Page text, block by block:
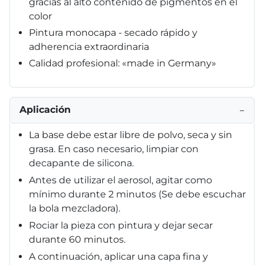
color
Pintura monocapa - secado rápido y
adherencia extraordinaria
Calidad profesional: «made in Germany»
Aplicación −
La base debe estar libre de polvo, seca y sin
grasa. En caso necesario, limpiar con
decapante de silicona.
Antes de utilizar el aerosol, agitar como
mínimo durante 2 minutos (Se debe escuchar
la bola mezcladora).
Rociar la pieza con pintura y dejar secar
durante 60 minutos.
A continuación, aplicar una capa fina y